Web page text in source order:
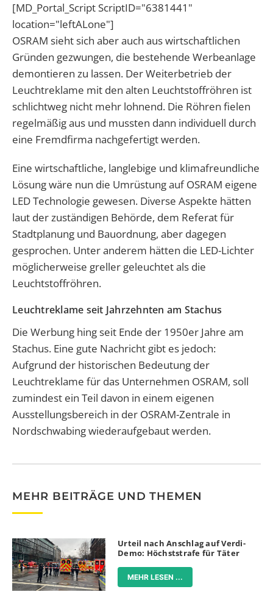
[MD_Portal_Script ScriptID="6381441"
location="leftALone"]
OSRAM sieht sich aber auch aus wirtschaftlichen
Gründen gezwungen, die bestehende Werbeanlage
demontieren zu lassen. Der Weiterbetrieb der
Leuchtreklame mit den alten Leuchtstoffröhren ist
schlichtweg nicht mehr lohnend. Die Röhren fielen
regelmäßig aus und mussten dann individuell durch
eine Fremdfirma nachgefertigt werden.
Eine wirtschaftliche, langlebige und klimafreundliche
Lösung wäre nun die Umrüstung auf OSRAM eigene
LED Technologie gewesen. Diverse Aspekte hätten
laut der zuständigen Behörde, dem Referat für
Stadtplanung und Bauordnung, aber dagegen
gesprochen. Unter anderem hätten die LED-Lichter
möglicherweise greller geleuchtet als die
Leuchtstoffröhren.
Leuchtreklame seit Jahrzehnten am Stachus
Die Werbung hing seit Ende der 1950er Jahre am
Stachus. Eine gute Nachricht gibt es jedoch:
Aufgrund der historischen Bedeutung der
Leuchtreklame für das Unternehmen OSRAM, soll
zumindest ein Teil davon in einem eigenen
Ausstellungsbereich in der OSRAM-Zentrale in
Nordschwabing wiederaufgebaut werden.
MEHR BEITRÄGE UND THEMEN
Urteil nach Anschlag auf Verdi-
Demo: Höchststrafe für Täter
MEHR LESEN ...